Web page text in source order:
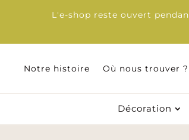
L'e-shop reste ouvert
Notre histoire Où nous trouver ?
Décoration
Notre histoire Où nous trouver ?
Décoration